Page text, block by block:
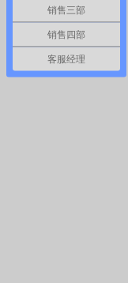
销售三部
销售四部
客服经理